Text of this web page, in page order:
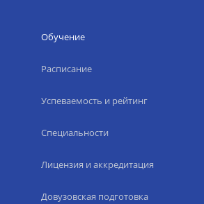
Обучение
Расписание
Успеваемость и рейтинг
Специальности
Лицензия и аккредитация
Довузовская подготовка